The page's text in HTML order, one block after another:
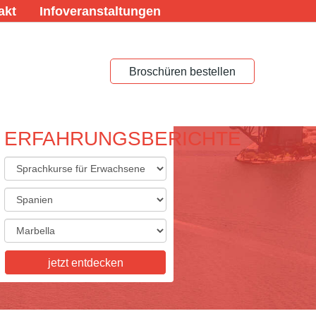
Infoveranstaltungen
Broschüren bestellen
ERFAHRUNGSBERICHTE
jetzt entdecken
FÜR
für Erwachsene,
Studienaufenthalte,
Examenskurse - wir
Vielfalt, die Sie sich
Informieren Sie sich hier.